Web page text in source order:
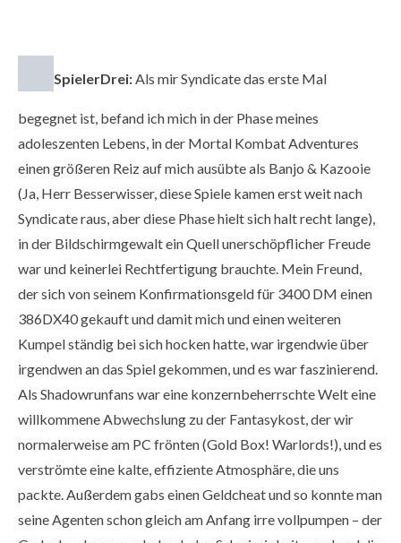
SpielerDrei:Als mir Syndicate das erste Mal
begegnet ist, befand ich mich in der Phase meines
adoleszenten Lebens, in der Mortal Kombat Adventures
einen größeren Reiz auf mich ausübte als Banjo & Kazooie
(Ja, Herr Besserwisser, diese Spiele kamen erst weit nach
Syndicate raus, aber diese Phase hielt sich halt recht lange),
in der Bildschirmgewalt ein Quell unerschöpflicher Freude
war und keinerlei Rechtfertigung brauchte. Mein Freund,
der sich von seinem Konfirmationsgeld für 3400 DM einen
386DX40 gekauft und damit mich und einen weiteren
Kumpel ständig bei sich hocken hatte, war irgendwie über
irgendwen an das Spiel gekommen, und es war faszinierend.
Als Shadowrunfans war eine konzernbeherrschte Welt eine
willkommene Abwechslung zu der Fantasykost, der wir
normalerweise am PC frönten (Gold Box! Warlords!), und es
verströmte eine kalte, effiziente Atmosphäre, die uns
packte. Außerdem gabs einen Geldcheat und so konnte man
seine Agenten schon gleich am Anfang irre vollpumpen – der